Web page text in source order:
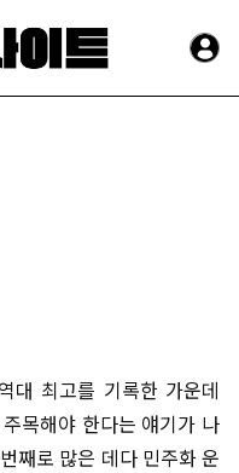
대 최고를 기록한 가운데
목해야 한다는 얘기가 나
째로 많은 데다 민주화 운